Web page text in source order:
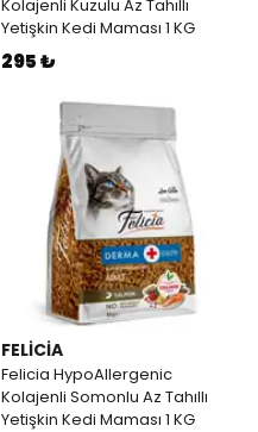
Kolajenli Kuzulu Az Tahıllı
Yetişkin Kedi Maması 1 KG
295 ₺
FELİCİA
Felicia HypoAllergenic
Kolajenli Somonlu Az Tahıllı
Yetişkin Kedi Maması 1 KG